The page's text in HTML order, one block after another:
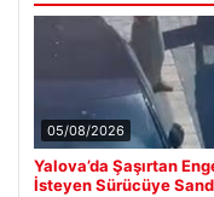
05/08/2026
Yalova’da Şaşırtan
İsteyen Sürücüye